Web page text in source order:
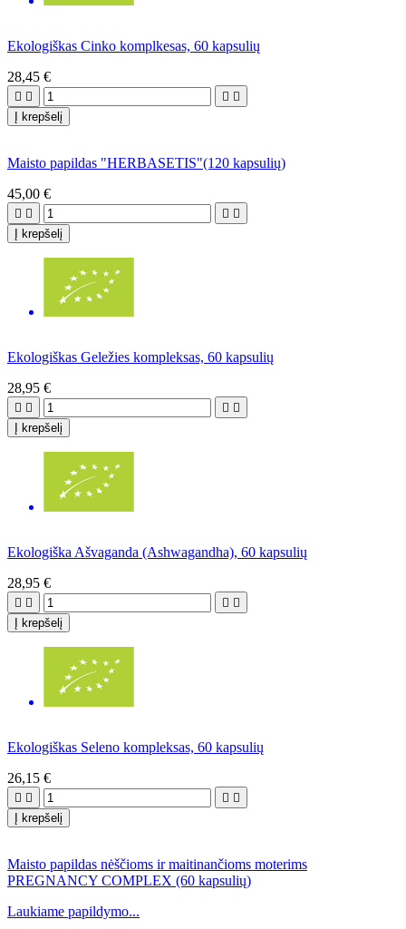
Ekologiškas Cinko komplkesas, 60 kapsulių
28,45 €
   
Į krepšelį
Maisto papildas "HERBASETIS"(120 kapsulių)
45,00 €
   
Į krepšelį
Ekologiškas Geležies kompleksas, 60 kapsulių
28,95 €
   
Į krepšelį
Ekologiška Ašvaganda (Ashwagandha), 60 kapsulių
28,95 €
   
Į krepšelį
Ekologiškas Seleno kompleksas, 60 kapsulių
26,15 €
   
Į krepšelį
Maisto papildas nėščioms ir maitinančioms moterims
PREGNANCY COMPLEX (60 kapsulių)
Laukiame papildymo...